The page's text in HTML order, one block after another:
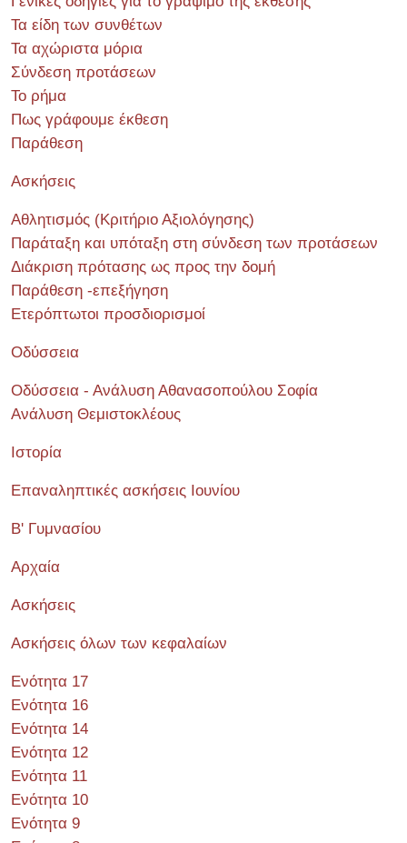
Τα είδη των συνθέτων
Τα αχώριστα μόρια
Σύνδεση προτάσεων
Το ρήμα
Πως γράφουμε έκθεση
Παράθεση
Ασκήσεις
Αθλητισμός (Κριτήριο Αξιολόγησης)
Παράταξη και υπόταξη στη σύνδεση των προτάσεων
Διάκριση πρότασης ως προς την δομή
Παράθεση -επεξήγηση
Ετερόπτωτοι προσδιορισμοί
Οδύσσεια
Οδύσσεια - Ανάλυση Αθανασοπούλου Σοφία
Ανάλυση Θεμιστοκλέους
Ιστορία
Επαναληπτικές ασκήσεις Ιουνίου
Β' Γυμνασίου
Αρχαία
Ασκήσεις
Ασκήσεις όλων των κεφαλαίων
Ενότητα 17
Ενότητα 16
Ενότητα 14
Ενότητα 12
Ενότητα 11
Ενότητα 10
Ενότητα 9